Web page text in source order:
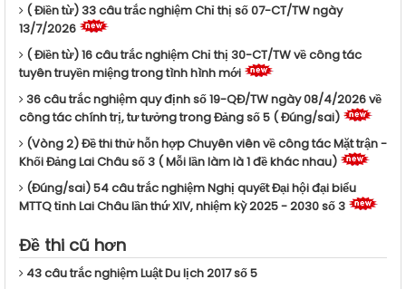
( Điền từ) 33 câu trắc nghiệm Chỉ thị số 07-CT/TW ngày
13/7/2026
( Điền từ) 16 câu trắc nghiệm Chỉ thị 30-CT/TW về công tác
tuyên truyền miệng trong tình hình mới
36 câu trắc nghiệm quy định số 19-QĐ/TW ngày 08/4/2026 về
công tác chính trị, tư tưởng trong Đảng số 5 ( Đúng/sai)
(Vòng 2) Đề thi thử hỗn hợp Chuyên viên về công tác Mặt trận -
Khối Đảng Lai Châu số 3 ( Mỗi lần làm là 1 đề khác nhau)
(Đúng/sai) 54 câu trắc nghiệm Nghị quyết Đại hội đại biểu
MTTQ tỉnh Lai Châu lần thứ XIV, nhiệm kỳ 2025 - 2030 số 3
Đề thi cũ hơn
43 câu trắc nghiệm Luật Du lịch 2017 số 5